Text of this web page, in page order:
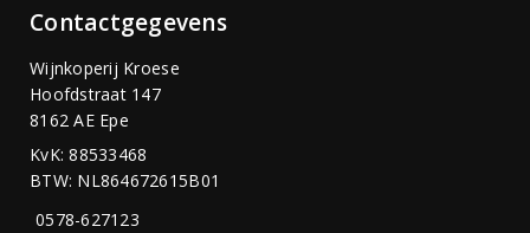
Contactgegevens
Wijnkoperij Kroese
Hoofdstraat 147
8162 AE Epe
KvK: 88533468
BTW: NL864672615B01
0578-627123